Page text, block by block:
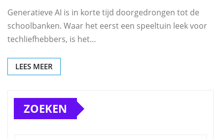
Generatieve AI is in korte tijd doorgedrongen tot de
schoolbanken. Waar het eerst een speeltuin leek voor
techliefhebbers, is het…
LEES MEER
ZOEKEN